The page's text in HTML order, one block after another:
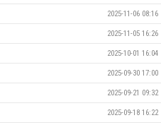
2025-11-06 08:16
2025-11-05 16:26
2025-10-01 16:04
2025-09-30 17:00
2025-09-21 09:32
2025-09-18 16:22